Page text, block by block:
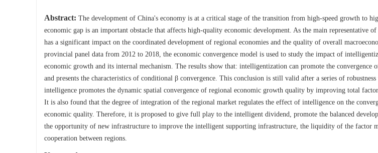
Abstract: The development of China's economy is at a critical stage of the transition from high-speed growth to
economic gap is an important obstacle that affects high-quality economic development. As the main representative
has a significant impact on the coordinated development of regional economies and the quality of overall
provincial panel data from 2012 to 2018, the economic convergence model is used to study the impact of
economic growth and its internal mechanism. The results show that: intelligentization can promote the
and presents the characteristics of conditional β convergence. This conclusion is still valid after a series of
intelligence promotes the dynamic spatial convergence of regional economic growth quality by improving total
It is also found that the degree of integration of the regional market regulates the effect of intelligence on the
economic quality. Therefore, it is proposed to give full play to the intelligent dividend, promote the balanced
the opportunity of new infrastructure to improve the intelligent supporting infrastructure, the liquidity of the factor
cooperation between regions.